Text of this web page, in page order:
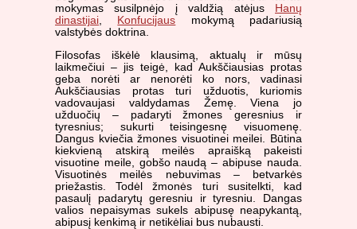
mokymas susilpnėjo į valdžią atėjus
Hanų
dinastijai, Konfucijaus mokymą padariusią
valstybės doktrina.
Filosofas iškėlė klausimą, aktualų ir mūsų
laikmečiui – jis teigė, kad Aukščiausias protas
geba norėti ar nenorėti ko nors, vadinasi
Aukščiausias protas turi užduotis, kuriomis
vadovaujasi valdydamas Žemę. Viena jo
užduočių – padaryti žmones geresnius ir
tyresnius; sukurti teisingesnę visuomenę.
Dangus kviečia žmones visuotinei meilei. Būtina
kiekvieną atskirą meilės apraišką pakeisti
visuotine meile, gobšo naudą – abipuse nauda.
Visuotinės meilės nebuvimas – betvarkės
priežastis. Todėl žmonės turi susitelkti, kad
pasaulį padarytų geresniu ir tyresniu. Dangas
valios nepaisymas sukels abipusę neapykantą,
abipusį kenkimą ir netikėliai bus nubausti.